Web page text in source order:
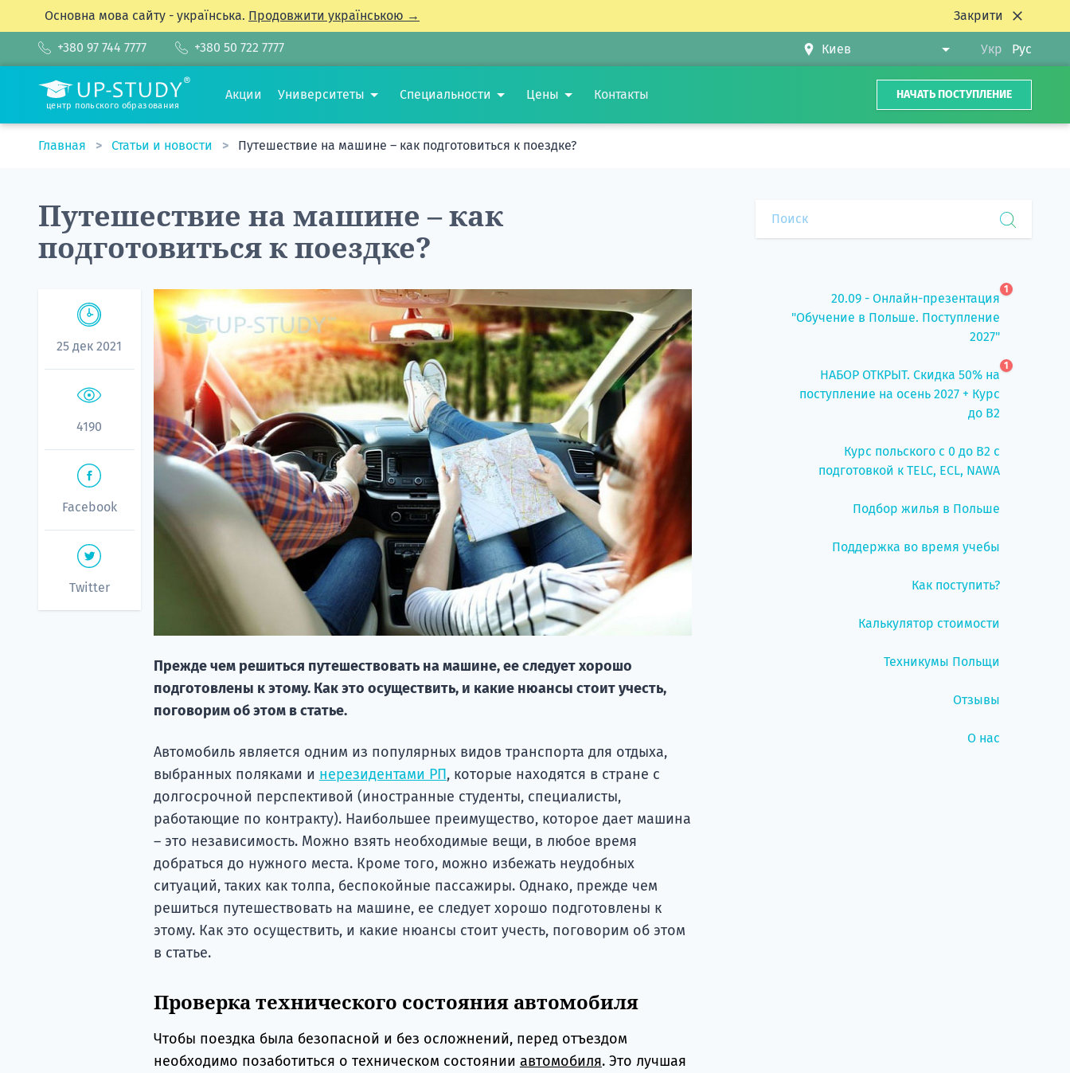
Основна мова сайту - українська. Продовжити українською → Закрити
+380 97 744 7777 +380 50 722 7777 Укр Рус
центр польского образования
Акции Университеты Специальности Цены Контакты НАЧАТЬ ПОСТУПЛЕНИЕ
Главная Статьи и новости Путешествие на машине – как подготовиться к поездке?
Путешествие на машине – как
подготовиться к поездке?
25 дек 2021
4190
Facebook
Twitter
Прежде чем решиться путешествовать на машине, ее следует хорошо
подготовлены к этому. Как это осуществить, и какие нюансы стоит учесть,
поговорим об этом в статье.
Автомобиль является одним из популярных видов транспорта для отдыха,
выбранных поляками и нерезидентами РП, которые находятся в стране с
долгосрочной перспективой (иностранные студенты, специалисты,
работающие по контракту). Наибольшее преимущество, которое дает машина
– это независимость. Можно взять необходимые вещи, в любое время
добраться до нужного места. Кроме того, можно избежать неудобных
ситуаций, таких как толпа, беспокойные пассажиры. Однако, прежде чем
решиться путешествовать на машине, ее следует хорошо подготовлены к
этому. Как это осуществить, и какие нюансы стоит учесть, поговорим об этом
в статье.
Проверка технического состояния автомобиля
Чтобы поездка была безопасной и без осложнений, перед отъездом
необходимо позаботиться о техническом состоянии автомобиля. Это лучшая
20.09 - Онлайн-презентация
"Обучение в Польше. Поступление
2027"
1
НАБОР ОТКРЫТ. Скидка 50% на
поступление на осень 2027 + Курс
до B2
1
Курс польского с 0 до B2 с
подготовкой к TELC, ECL, NAWA
Подбор жилья в Польше
Поддержка во время учебы
Как поступить?
Калькулятор стоимости
Техникумы Польщи
Отзывы
О нас